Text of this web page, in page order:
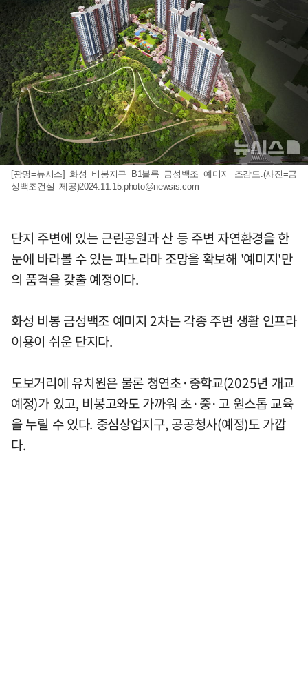
[광명=뉴시스] 화성 비봉지구 B1블록 금성백조 예미지 조감도.(사진=금
성백조건설 제공)2024.11.15.photo@newsis.com
단지 주변에 있는 근린공원과 산 등 주변 자연환경을 한
눈에 바라볼 수 있는 파노라마 조망을 확보해 '예미지'만
의 품격을 갖출 예정이다.
화성 비봉 금성백조 예미지 2차는 각종 주변 생활 인프라
이용이 쉬운 단지다.
도보거리에 유치원은 물론 청연초·중학교(2025년 개교
예정)가 있고, 비봉고와도 가까워 초·중·고 원스톱 교육
을 누릴 수 있다. 중심상업지구, 공공청사(예정)도 가깝
다.